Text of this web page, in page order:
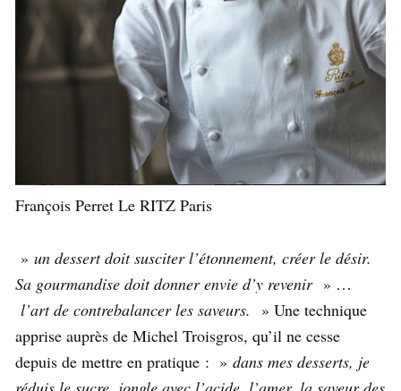
François Perret Le RITZ Paris
» un dessert doit susciter l’étonnement, créer le désir.
Sa gourmandise doit donner envie d’y revenir» …
l’art de contrebalancer les saveurs. » Une technique
apprise auprès de Michel Troisgros, qu’il ne cesse
depuis de mettre en pratique : » dans mes desserts, je